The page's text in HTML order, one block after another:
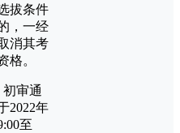
拔条件
，一经
消其考
格。
审通
2022年
至